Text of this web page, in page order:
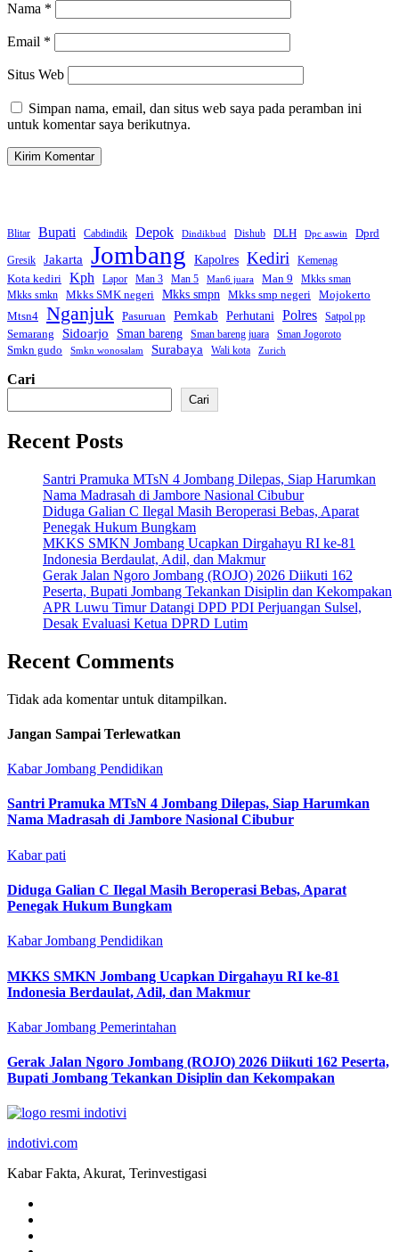
Nama *
Email *
Situs Web
Simpan nama, email, dan situs web saya pada peramban ini
untuk komentar saya berikutnya.
Blitar Bupati Cabdindik Depok Dindikbud Dishub DLH Dpc aswin Dprd
Gresik Jakarta Jombang Kapolres Kediri Kemenag
Kota kediri Kph Lapor Man 3 Man 5 Man6 juara Man 9
Mkks sman
Mkks smkn
Mkks SMK negeri Mkks smpn Mkks smp negeri Mojokerto
Mtsn4 Nganjuk Pasuruan Pemkab Perhutani Polres Satpol pp
Semarang Sidoarjo Sman bareng Sman bareng juara Sman Jogoroto
Smkn gudo Smkn wonosalam Surabaya Wali kota Zurich
Cari
Cari
Recent Posts
Santri Pramuka MTsN 4 Jombang Dilepas, Siap Harumkan
Nama Madrasah di Jambore Nasional Cibubur
Diduga Galian C Ilegal Masih Beroperasi Bebas, Aparat
Penegak Hukum Bungkam
MKKS SMKN Jombang Ucapkan Dirgahayu RI ke-81
Indonesia Berdaulat, Adil, dan Makmur
Gerak Jalan Ngoro Jombang (ROJO) 2026 Diikuti 162
Peserta, Bupati Jombang Tekankan Disiplin dan Kekompakan
APR Luwu Timur Datangi DPD PDI Perjuangan Sulsel,
Desak Evaluasi Ketua DPRD Lutim
Recent Comments
Tidak ada komentar untuk ditampilkan.
Jangan Sampai Terlewatkan
Kabar Jombang Pendidikan
Santri Pramuka MTsN 4 Jombang Dilepas, Siap Harumkan
Nama Madrasah di Jambore Nasional Cibubur
Kabar pati
Diduga Galian C Ilegal Masih Beroperasi Bebas, Aparat
Penegak Hukum Bungkam
Kabar Jombang Pendidikan
MKKS SMKN Jombang Ucapkan Dirgahayu RI ke-81
Indonesia Berdaulat, Adil, dan Makmur
Kabar Jombang Pemerintahan
Gerak Jalan Ngoro Jombang (ROJO) 2026 Diikuti 162 Peserta,
Bupati Jombang Tekankan Disiplin dan Kekompakan
indotivi.com
Kabar Fakta, Akurat, Terinvestigasi